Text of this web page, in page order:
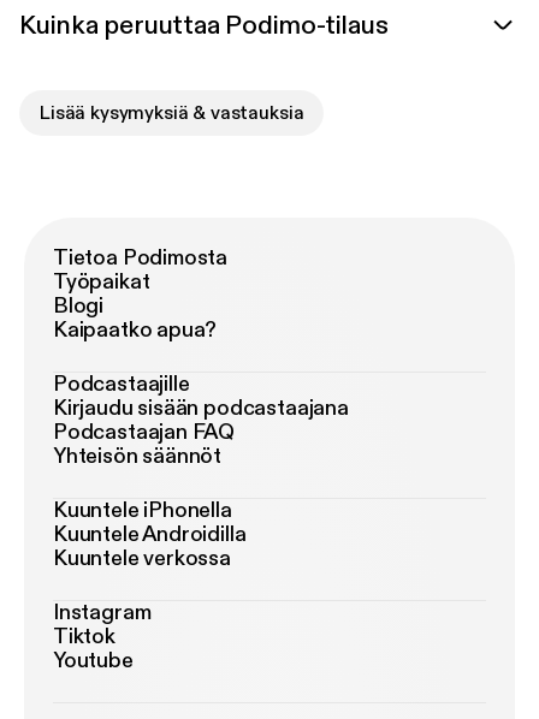
Kuinka peruuttaa Podimo-tilaus
Lisää kysymyksiä & vastauksia
Tietoa Podimosta
Työpaikat
Blogi
Kaipaatko apua?
Podcastaajille
Kirjaudu sisään podcastaajana
Podcastaajan FAQ
Yhteisön säännöt
Kuuntele iPhonella
Kuuntele Androidilla
Kuuntele verkossa
Instagram
Tiktok
Youtube